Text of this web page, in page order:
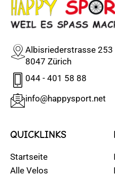
Albisriederstrasse 253
8047 Zürich
044 - 401 58 88
info@happysport.net
QUICKLINKS
Startseite
Alle Velos